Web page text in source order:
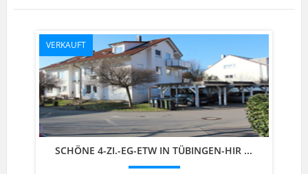
VERKAUFT
SCHÖNE 4-ZI.-EG-ETW IN TÜBINGEN-HIR ...